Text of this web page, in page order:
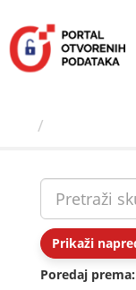
sadržaj
Prikaži
Poredaj prema